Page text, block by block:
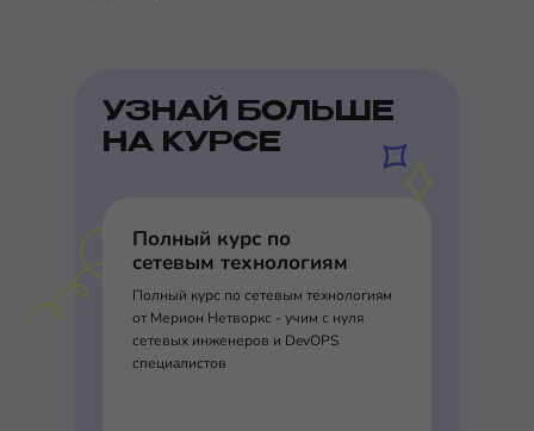
УЗНАЙ БОЛЬШЕ
НА КУРСЕ
Полный курс по
сетевым технологиям
Полный курс по сетевым технологиям
от Мерион Нетворкс - учим с нуля
сетевых инженеров и DevOPS
специалистов